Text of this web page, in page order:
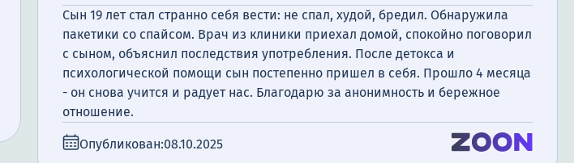
Сын 19 лет стал странно себя вести: не спал, худой, бредил. Обнаружила
пакетики со спайсом. Врач из клиники приехал домой, спокойно поговорил
с сыном, объяснил последствия употребления. После детокса и
психологической помощи сын постепенно пришел в себя. Прошло 4 месяца
- он снова учится и радует нас. Благодарю за анонимность и бережное
отношение.
Опубликован:08.10.2025